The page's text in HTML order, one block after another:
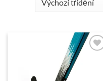
Oblíbeným